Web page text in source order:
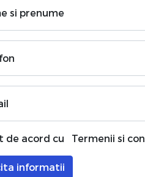
si prenume
de acord cu Termenii si
informatii